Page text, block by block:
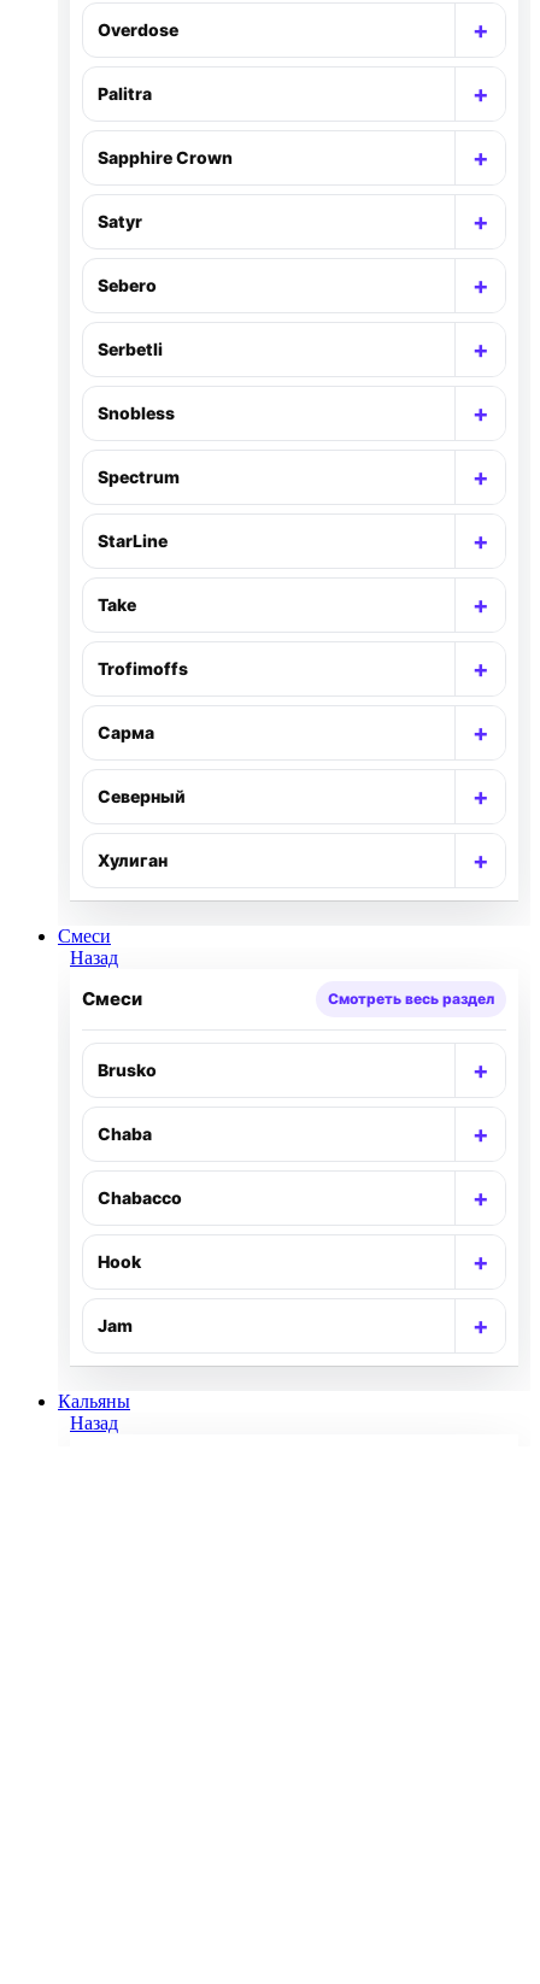
Overdose +
Palitra +
Sapphire Crown +
Satyr +
Sebero +
Serbetli +
Snobless +
Spectrum +
StarLine +
Take +
Trofimoffs +
Сарма +
Северный +
Хулиган +
Смеси
Назад
Смеси Смотреть весь раздел
Brusko +
Chaba +
Chabacco +
Hook +
Jam +
Кальяны
Назад